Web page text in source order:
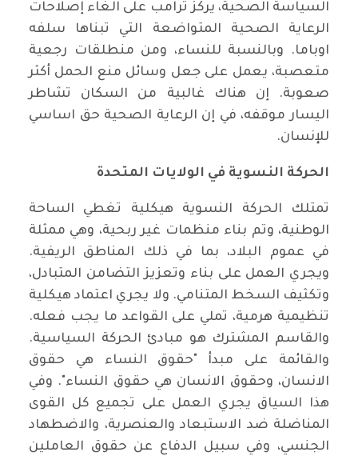
السياسة الصحية، يركز ترامب على الغاء إصلاحات
الرعاية الصحية المتواضعة التي تبناها سلفه
اوباما. وبالنسبة للنساء، ومن منطلقات رجعية
متعصبة، يعمل على جعل وسائل منع الحمل أكثر
صعوبة. إن هناك غالبية من السكان تشاطر
اليسار موقفه، في إن الرعاية الصحية حق اساسي
للإنسان.
الحركة النسوية في الولايات المتحدة
تمتلك الحركة النسوية هيكلية تغطي الساحة
الوطنية، وتم بناء منظمات غير ربحية، وهي ممثلة
في عموم البلاد، بما في ذلك المناطق الريفية.
ويجري العمل على بناء وتعزيز التضامن المتبادل،
وتكثيف السخط المتنامي. ولا يجري اعتماد هيكلية
تنظيمية هرمية، تملي على القواعد ما يجب فعله.
والقاسم المشترك هو مبادئ الحركة السياسية.
والقائمة على مبدأ "حقوق النساء هي حقوق
الانسان، وحقوق الانسان هي حقوق النساء". وفي
هذا السياق يجري العمل على تجميع كل القوى
المناضلة ضد الاستبعاد والعنصرية، والاضطهاد
الجنسي، وفي سبيل الدفاع عن حقوق العاملين